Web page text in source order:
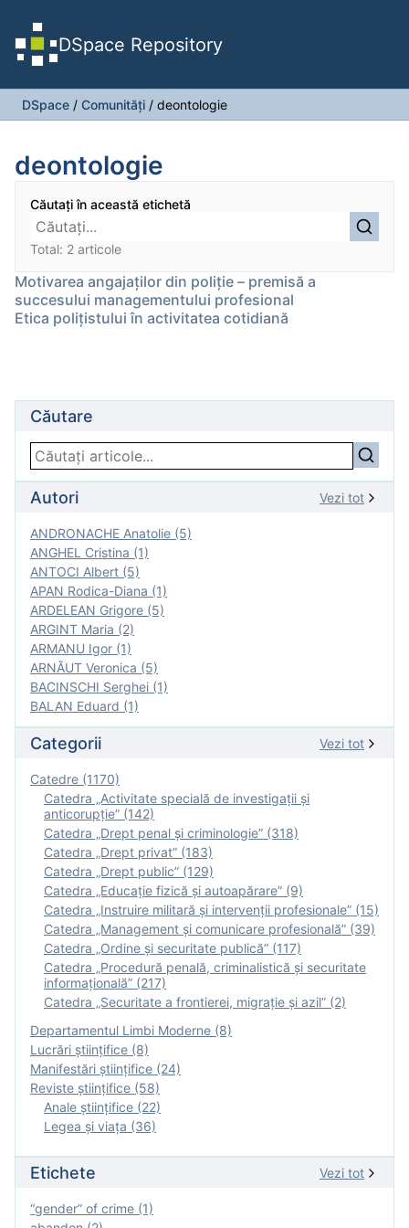
DSpace Repository
DSpace / Comunități / deontologie
deontologie
Căutați în această etichetă
Total: 2 articole
Motivarea angajaţilor din poliţie – premisă a
succesului managementului profesional
Etica polițistului în activitatea cotidiană
Căutare
Autori Vezi tot
ANDRONACHE Anatolie (5)
ANGHEL Cristina (1)
ANTOCI Albert (5)
APAN Rodica-Diana (1)
ARDELEAN Grigore (5)
ARGINT Maria (2)
ARMANU Igor (1)
ARNĂUT Veronica (5)
BACINSCHI Serghei (1)
BALAN Eduard (1)
Categorii Vezi tot
Catedre (1170)
Catedra „Activitate specială de investigaţii şi
anticorupție” (142)
Catedra „Drept penal și criminologie” (318)
Catedra „Drept privat” (183)
Catedra „Drept public” (129)
Catedra „Educație fizică şi autoapărare” (9)
Catedra „Instruire militară şi intervenţii profesionale” (15)
Catedra „Management și comunicare profesională” (39)
Catedra „Ordine și securitate publică” (117)
Catedra „Procedură penală, criminalistică și securitate
informațională” (217)
Catedra „Securitate a frontierei, migrație și azil” (2)
Departamentul Limbi Moderne (8)
Lucrări științifice (8)
Manifestări ştiinţifice (24)
Reviste ştiinţifice (58)
Anale ştiinţifice (22)
Legea şi viaţa (36)
Etichete Vezi tot
“gender” of crime (1)